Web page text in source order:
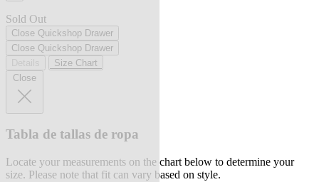
Sold Out
Close Quickshop Drawer
Close Quickshop Drawer
Size Chart
Close
Tabla de tallas de ropa
Locate your measurements on the chart below to determine your
size. Please note that fit can vary based on style.